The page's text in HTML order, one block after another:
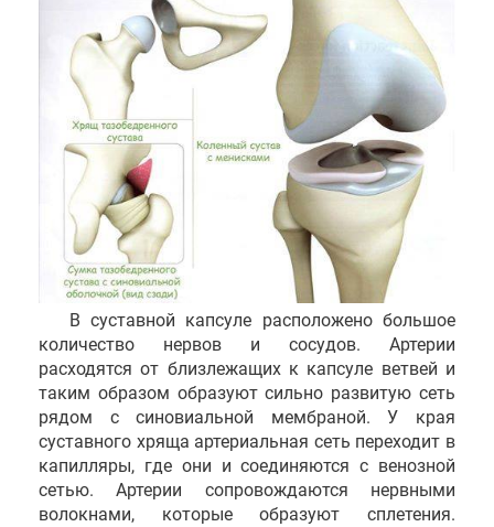
В суставной капсуле расположено большое
количество нервов и сосудов. Артерии
расходятся от близлежащих к капсуле ветвей и
таким образом образуют сильно развитую сеть
рядом с синовиальной мембраной. У края
суставного хряща артериальная сеть переходит в
капилляры, где они и соединяются с венозной
сетью. Артерии сопровождаются нервными
волокнами, которые образуют сплетения.